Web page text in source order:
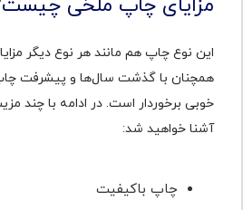
مزایای چاپ ملخی
این نوع چاپ هم مانند هر نوع دیگر
همچنان با گذشت سال‌ها و پیشرفت
خوبی برخوردار است. در ادامه با چند
آشنا خواهید شد:
چاپ باکیفیت